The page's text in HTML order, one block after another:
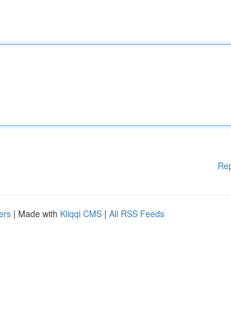
| Made with Kliqqi CMS | All RSS Feeds